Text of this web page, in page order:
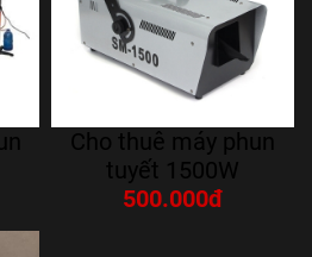
Cho thuê máy phun
tuyết 1500W
500.000đ